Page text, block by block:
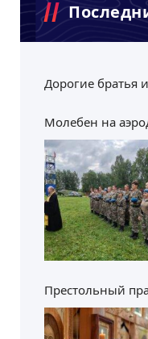
Дорогие братья
Молебен на
Престольный